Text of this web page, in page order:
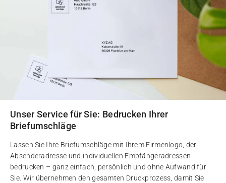
Unser Service für Sie: Bedrucken Ihrer
Briefumschläge
Lassen Sie Ihre Briefumschläge mit Ihrem Firmenlogo, der
Absenderadresse und individuellen Empfängeradressen
bedrucken – ganz einfach, persönlich und ohne Aufwand für
Sie. Wir übernehmen den gesamten Druckprozess, damit Sie